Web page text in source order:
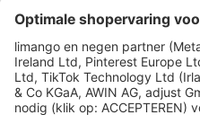
limango
Veilig winkelen